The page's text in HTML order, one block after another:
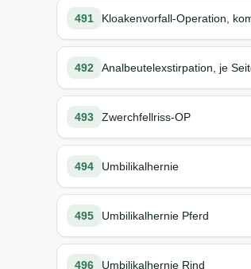
491 Kloakenvorfall-Operation,
492 Analbeutelexstirpation, je
493 Zwerchfellriss-OP
494 Umbilikalhernie
495 Umbilikalhernie Pferd
496 Umbilikalhernie Rind